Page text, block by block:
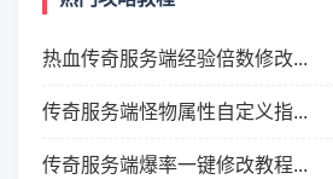
热血传奇服务端经验倍数修改...
传奇服务端怪物属性自定义指...
传奇服务端爆率一键修改教程...